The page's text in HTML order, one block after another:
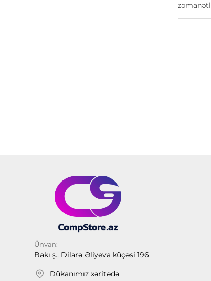
Ünvan:
Bakı ş., Dilarə Əliyeva küçəsi 196
Dükanımız xəritədə